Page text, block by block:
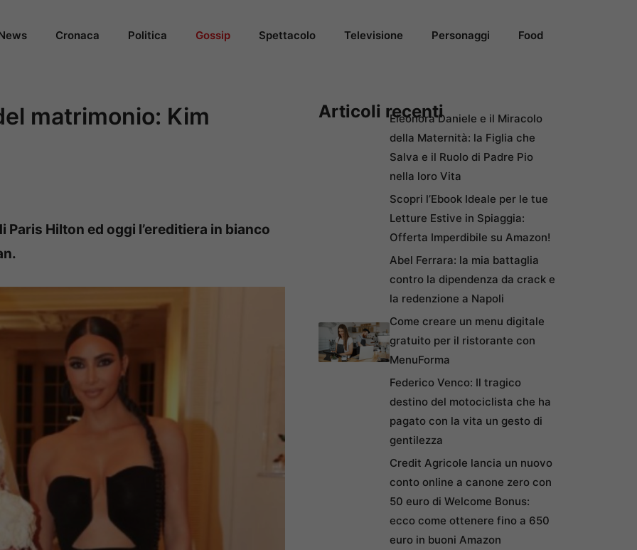
Cronaca Politica Gossip Spettacolo Televisione Personaggi Food
matrimonio: Kim
Hilton ed oggi l’ereditiera in bianco
Articoli recentiEleonora Daniele e il Miracolo
della Maternità: la Figlia che
Salva e il Ruolo di Padre Pio
nella loro Vita
Scopri l’Ebook Ideale per le tue
Letture Estive in Spiaggia:
Offerta Imperdibile su Amazon!
Abel Ferrara: la mia battaglia
contro la dipendenza da crack e
la redenzione a Napoli
Come creare un menu digitale
gratuito per il ristorante con
MenuForma
Federico Venco: Il tragico
destino del motociclista che ha
pagato con la vita un gesto di
gentilezza
Credit Agricole lancia un nuovo
conto online a canone zero con
50 euro di Welcome Bonus:
ecco come ottenere fino a 650
euro in buoni Amazon